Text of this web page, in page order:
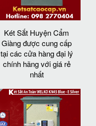
Két Sắt Huyện Cẩm
Giàng được cung cấp
tại các cửa hàng đại lý
chính hãng với giá rẻ
nhất